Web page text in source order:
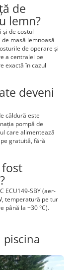
de
lemn?
și de costul
masă lemnoasă
de operare și
a centralei pe
exactă în cazul
deveni
căldură este
pompă de
care alimentează
gratuită, fără
fost
ECU149-SBY (aer-
temperatură pe tur
până la −30 °C).
piscina